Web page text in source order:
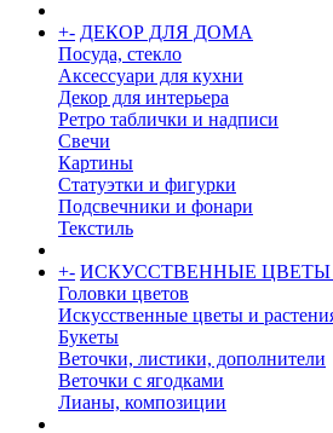
+- ДЕКОР ДЛЯ ДОМА
Посуда, стекло
Аксессуари для кухни
Декор для интерьера
Ретро таблички и надписи
Свечи
Картины
Статуэтки и фигурки
Подсвечники и фонари
Текстиль
+- ИСКУССТВЕННЫЕ ЦВЕТЫ
Головки цветов
Искусственные цветы и
Букеты
Веточки, листики, дополнители
Веточки с ягодками
Лианы, композиции